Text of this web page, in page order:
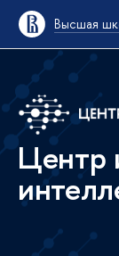
Высшая
Центр